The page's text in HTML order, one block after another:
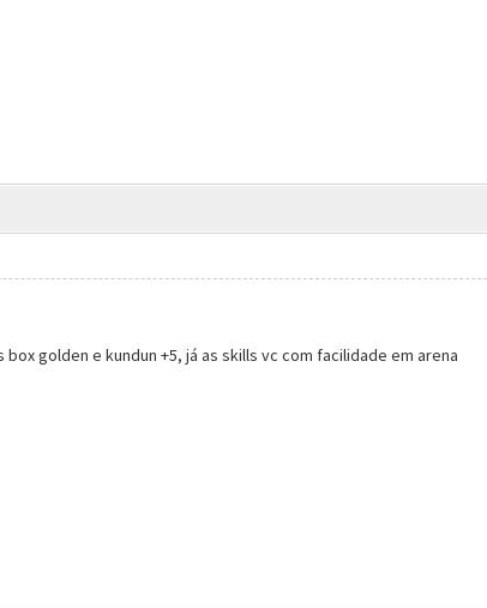
golden e kundun +5, já as skills vc com facilidade em arena